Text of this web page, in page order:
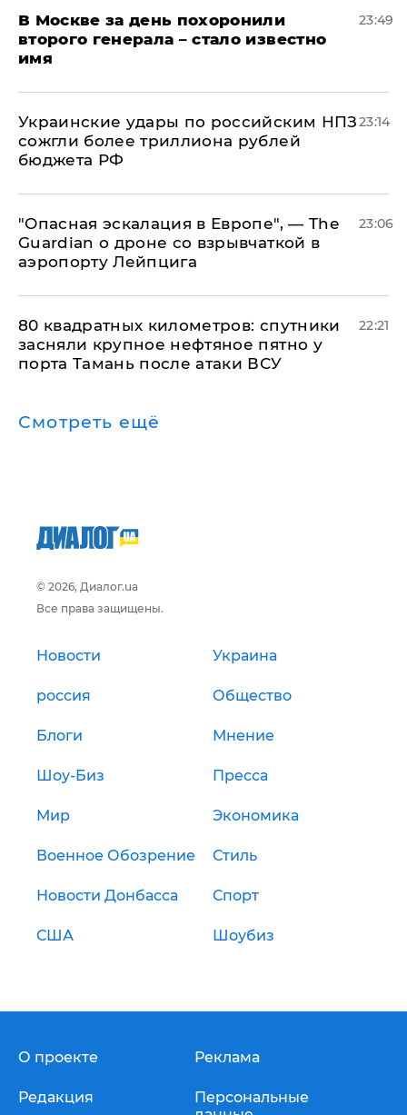
В Москве за день похоронили
второго генерала – стало известно
имя
23:49
Украинские удары по российским НПЗ
сожгли более триллиона рублей
бюджета РФ
23:14
"Опасная эскалация в Европе", — The
Guardian о дроне со взрывчаткой в
аэропорту Лейпцига
23:06
80 квадратных километров: спутники
засняли крупное нефтяное пятно у
порта Тамань после атаки ВСУ
22:21
Смотреть ещё
© 2026, Диалог.ua
Все права защищены.
Новости Украина
россия Общество
Блоги Мнение
Шоу-Биз Пресса
Мир Экономика
Военное Обозрение Стиль
Новости Донбасса Спорт
США Шоубиз
О проекте
Редакция
Реклама
Персональные